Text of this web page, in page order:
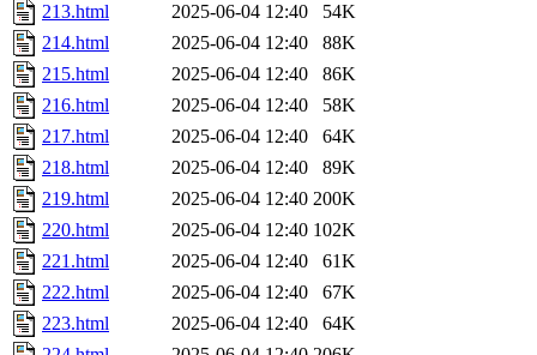
213.html
2025-06-04 12:40
54K
214.html
2025-06-04 12:40
88K
215.html
2025-06-04 12:40
86K
216.html
2025-06-04 12:40
58K
217.html
2025-06-04 12:40
64K
218.html
2025-06-04 12:40
89K
219.html
2025-06-04 12:40 200K
220.html
2025-06-04 12:40 102K
221.html
2025-06-04 12:40
61K
222.html
2025-06-04 12:40
67K
223.html
2025-06-04 12:40
64K